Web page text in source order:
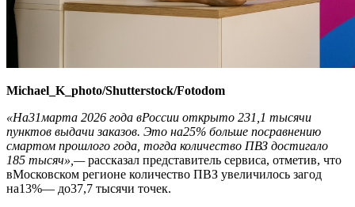
Michael_K_photo/Shutterstock/Fotodom
«На31марта 2026 года вРоссии открыто 231,1 тысячи
пунктов выдачи заказов. Это на25% больше посравнению
смартом прошлого года, тогда количество ПВЗ достигало
185 тысяч»,—рассказал представитель сервиса, отметив, что
вМосковском регионе количество ПВЗ увеличилось загод
на13%— до37,7 тысячи точек.